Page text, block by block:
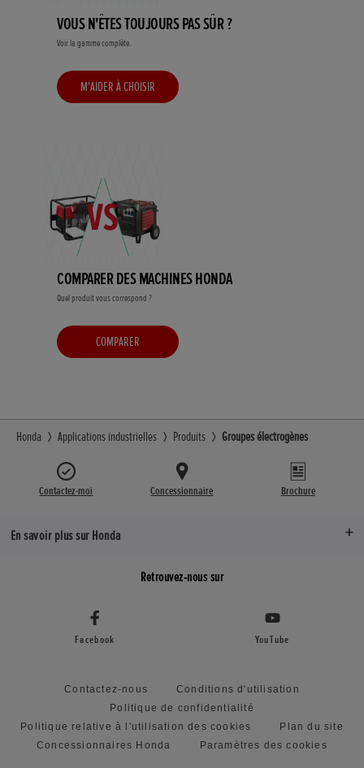
VOUS N'ÊTES TOUJOURS PAS SÛR ?
Voir la gamme complète.
M'AIDER À CHOISIR
COMPARER DES MACHINES HONDA
Quel produit vous correspond ?
COMPARER
Honda Applications industrielles Produits Groupes électrogènes
Contactez-moi Concessionnaire Brochure
En savoir plus sur Honda
Retrouvez-nous sur
Facebook YouTube
Contactez-nous
Conditions d'utilisation
Politique de confidentialité
Politique relative à l'utilisation des cookies
Plan du site
Concessionnaires Honda
Paramètres des cookies